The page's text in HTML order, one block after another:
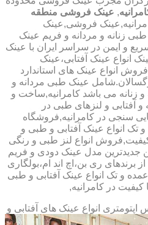
, عینک فروشی منطقه
فروشی,عینک
زنانه و مردانه و فریم عینک
و ایمن در سراسر ایران با عینک
انواع عینک آفتابی،عینک
انواع عینک های استاندارد
عینک طبی مردانه و
و زنانه می باشد کامرانیه,ساخت و
و لنزهای طبی در
سنجی در کامرانیه,فروشگاه
تک انواع عینک آفتابی و طبی و
انواع لنز طبی و رنگی
جدیدترین مدل عینک دودی و فریم
برندهای ری بن،اچ اند ام،بولگاری
و تک انواع عینک آفتابی و طبی
در کامرانیه,
اپتومتری انواع عینک های آفتابی و